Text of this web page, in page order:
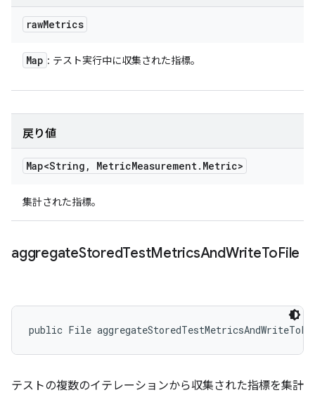
rawMetrics
Map : テスト実行中に収集された指標。
戻り値
Map<String , MetricMeasurement. Metric>
集計された指標。
aggregateStoredTestMetricsAndWriteToFile
public File
テストの複数のイテレーションから収集された指標を集計